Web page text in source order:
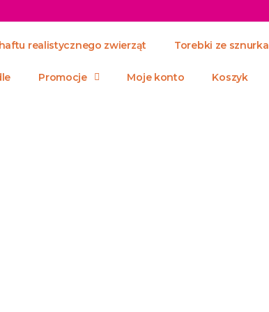
realistycznego zwierząt Torebki ze sznurka
Promocje Moje konto Koszyk